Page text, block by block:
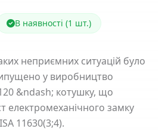
В наявності (1 шт.)
неприємних ситуацій було
у виробництво
&ndash; котушку, що
електромеханічного замку
11630(3;4).